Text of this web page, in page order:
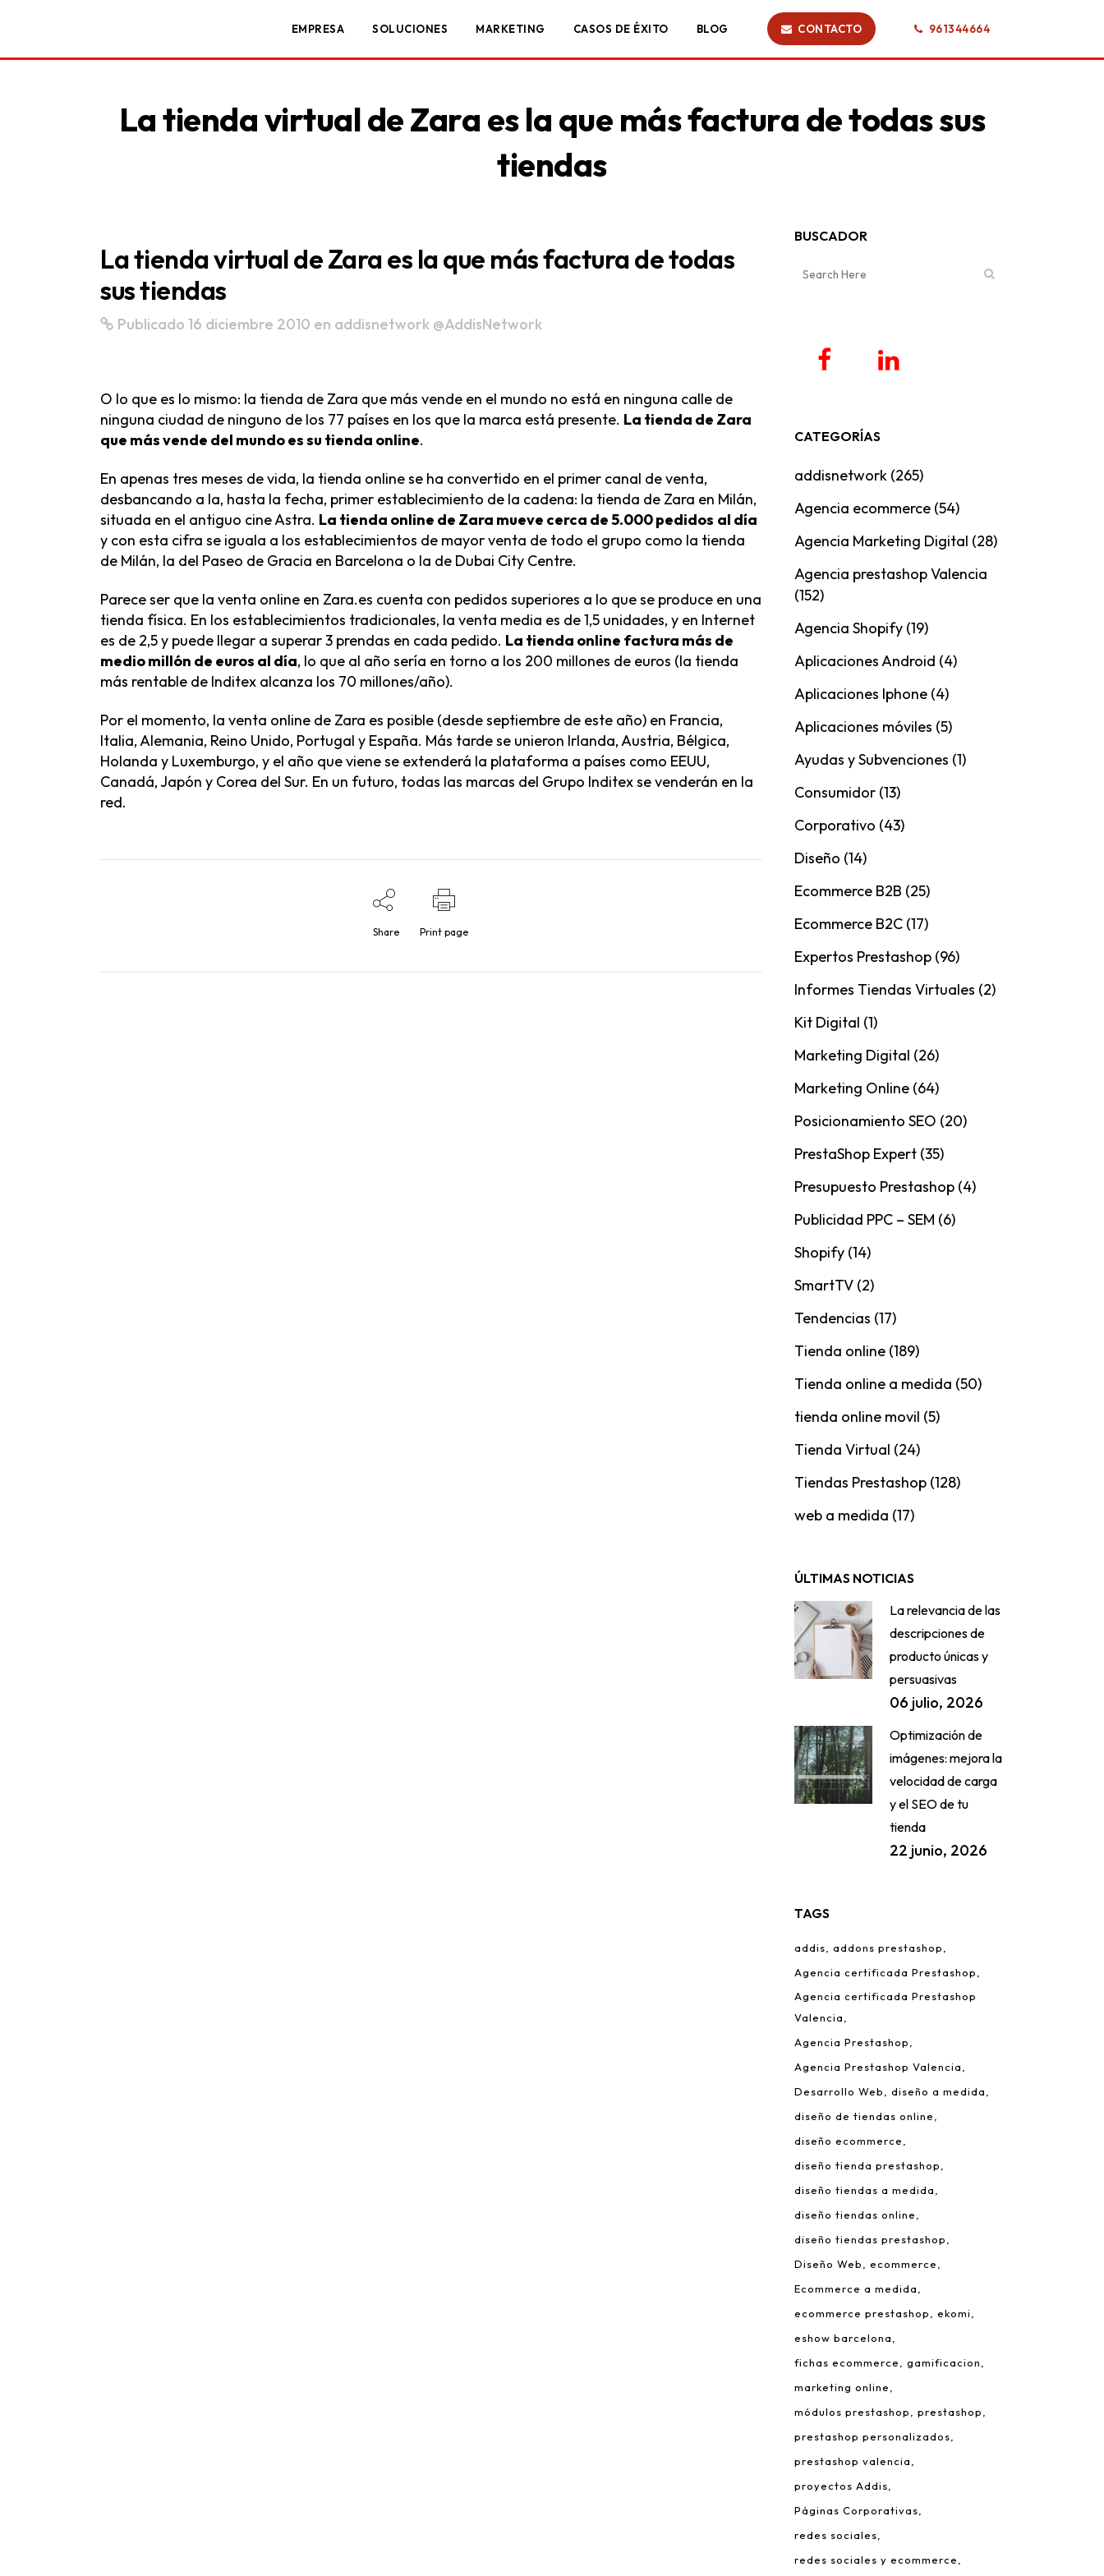
EMPRESA SOLUCIONES MARKETING CASOS DE ÉXITO BLOG CONTACTO 961344664
La tienda virtual de Zara es la que más factura de todas sus
tiendas
La tienda virtual de Zara es la que más factura de todas
sus tiendas
Publicado 16 diciembre 2010 en addisnetwork @AddisNetwork
O lo que es lo mismo: la tienda de Zara que más vende en el mundo no está en ninguna calle de
ninguna ciudad de ninguno de los 77 países en los que la marca está presente. La tienda de Zara
que más vende del mundo es su tienda online.
En apenas tres meses de vida, la tienda online se ha convertido en el primer canal de venta,
desbancando a la, hasta la fecha, primer establecimiento de la cadena: la tienda de Zara en Milán,
situada en el antiguo cine Astra. La tienda online de Zara mueve cerca de 5.000 pedidos al día
y con esta cifra se iguala a los establecimientos de mayor venta de todo el grupo como la tienda
de Milán, la del Paseo de Gracia en Barcelona o la de Dubai City Centre.
Parece ser que la venta online en Zara.es cuenta con pedidos superiores a lo que se produce en una
tienda física. En los establecimientos tradicionales, la venta media es de 1,5 unidades, y en Internet
es de 2,5 y puede llegar a superar 3 prendas en cada pedido. La tienda online factura más de
medio millón de euros al día, lo que al año sería en torno a los 200 millones de euros (la tienda
más rentable de Inditex alcanza los 70 millones/año).
Por el momento, la venta online de Zara es posible (desde septiembre de este año) en Francia,
Italia, Alemania, Reino Unido, Portugal y España. Más tarde se unieron Irlanda, Austria, Bélgica,
Holanda y Luxemburgo, y el año que viene se extenderá la plataforma a países como EEUU,
Canadá, Japón y Corea del Sur. En un futuro, todas las marcas del Grupo Inditex se venderán en la
red.
Share Print page
BUSCADOR
CATEGORÍAS
addisnetwork (265)
Agencia ecommerce (54)
Agencia Marketing Digital (28)
Agencia prestashop Valencia
(152)
Agencia Shopify (19)
Aplicaciones Android (4)
Aplicaciones Iphone (4)
Aplicaciones móviles (5)
Ayudas y Subvenciones (1)
Consumidor (13)
Corporativo (43)
Diseño (14)
Ecommerce B2B (25)
Ecommerce B2C (17)
Expertos Prestashop (96)
Informes Tiendas Virtuales (2)
Kit Digital (1)
Marketing Digital (26)
Marketing Online (64)
Posicionamiento SEO (20)
PrestaShop Expert (35)
Presupuesto Prestashop (4)
Publicidad PPC – SEM (6)
Shopify (14)
SmartTV (2)
Tendencias (17)
Tienda online (189)
Tienda online a medida (50)
tienda online movil (5)
Tienda Virtual (24)
Tiendas Prestashop (128)
web a medida (17)
ÚLTIMAS NOTICIAS
La relevancia de las
descripciones de
producto únicas y
persuasivas
06 julio, 2026
Optimización de
imágenes: mejora la
velocidad de carga
y el SEO de tu
tienda
22 junio, 2026
TAGS
addis
addons prestashop
Agencia certificada Prestashop
Agencia certificada Prestashop
Valencia
Agencia Prestashop
Agencia Prestashop Valencia
Desarrollo Web
diseño a medida
diseño de tiendas online
diseño ecommerce
diseño tienda prestashop
diseño tiendas a medida
diseño tiendas online
diseño tiendas prestashop
Diseño Web
ecommerce
Ecommerce a medida
ecommerce prestashop
ekomi
eshow barcelona
fichas ecommerce
gamificacion
marketing online
módulos prestashop
prestashop
prestashop personalizados
prestashop valencia
proyectos Addis
Páginas Corporativas
redes sociales
redes sociales y ecommerce
C/ Leonardo da Vinci, 22.
Parque Tecnológico de Valencia.
46980 Paterna – Valencia
info@addis.es
(+34) 96 134 46 64